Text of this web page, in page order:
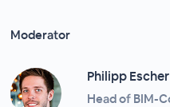
Moderator
Philipp Escher
Head of BIM-